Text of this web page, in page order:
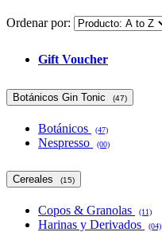
Ordenar por:
Gift Voucher
Botánicos Gin Tonic (47)
Botánicos (47)
Nespresso (00)
Cereales (15)
Copos & Granolas (11)
Harinas y Derivados (04)